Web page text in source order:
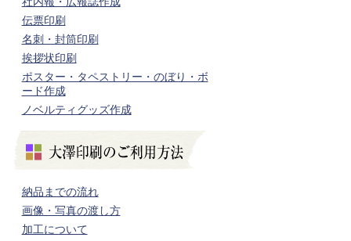
伝票印刷
名刺・封筒印刷
挨拶状印刷
ポスター・タペストリー・のぼり・ボ
ード作成
ノベルティグッズ作成
納品までの流れ
画像・写真の渡し方
加工について